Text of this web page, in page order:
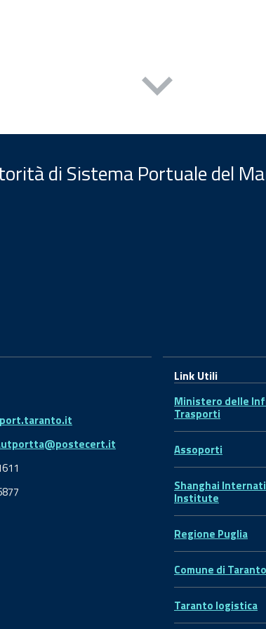
di Sistema Portuale del
Link Utili
Ministero delle
Trasporti
Assoporti
Shanghai
Institute
Regione Puglia
Comune di Taranto
Taranto logistica